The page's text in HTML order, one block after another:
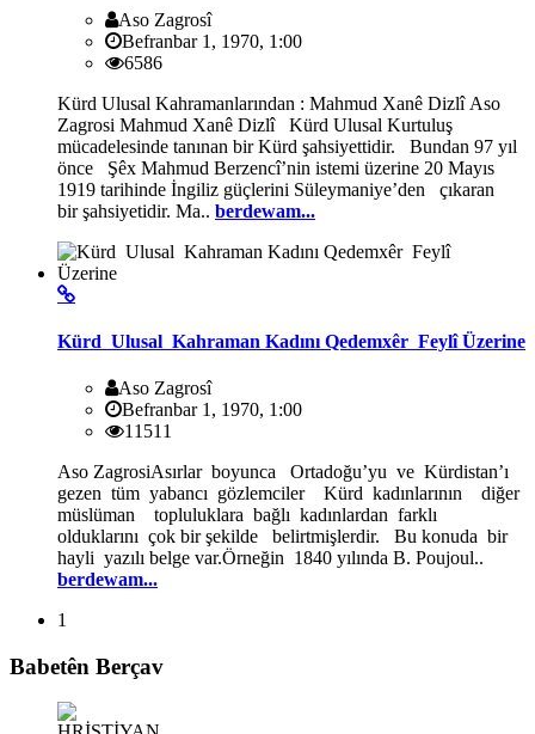
Aso Zagrosî
Befranbar 1, 1970, 1:00
6586
Kürd Ulusal Kahramanlarından : Mahmud Xanê Dizlî Aso
Zagrosi Mahmud Xanê Dizlî Kürd Ulusal Kurtuluş
mücadelesinde tanınan bir Kürd şahsiyettidir. Bundan 97 yıl
önce Şêx Mahmud Berzencî’nin istemi üzerine 20 Mayıs
1919 tarihinde İngiliz güçlerini Süleymaniye’den çıkaran
bir şahsiyetidir. Ma.. berdewam...
Kürd Ulusal Kahraman Kadını Qedemxêr Feylî Üzerine
Aso Zagrosî
Befranbar 1, 1970, 1:00
11511
Aso ZagrosiAsırlar boyunca Ortadoğu’yu ve Kürdistan’ı
gezen tüm yabancı gözlemciler Kürd kadınlarının diğer
müslüman topluluklara bağlı kadınlardan farklı
olduklarını çok bir şekilde belirtmişlerdir. Bu konuda bir
hayli yazılı belge var.Örneğin 1840 yılında B. Poujoul..
berdewam...
1
Babetên Berçav